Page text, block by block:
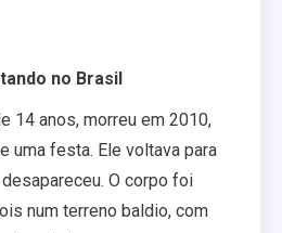
no Brasil
14 anos, morreu em 2010,
uma festa. Ele voltava para
O corpo foi
num terreno baldio, com